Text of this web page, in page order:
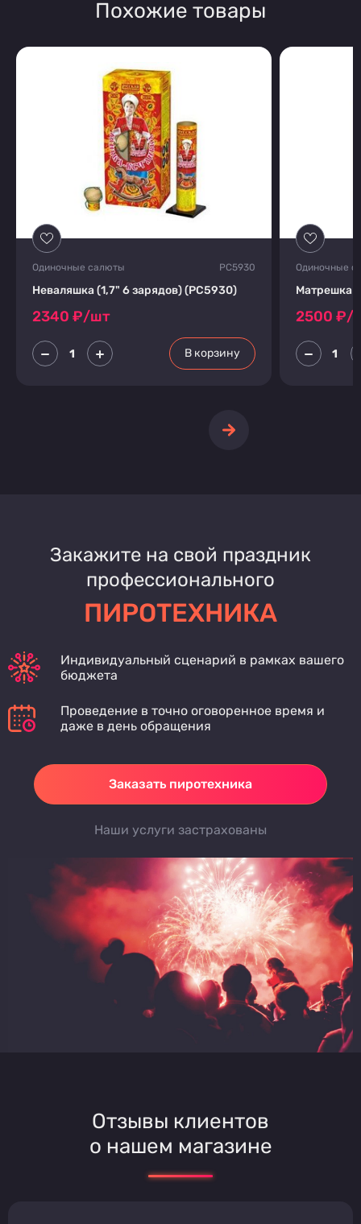
Похожие товары
Одиночные салюты PC5930
Неваляшка (1,7" 6 зарядов) (PC5930)
2340 ₽/шт
В корзину
Одиночные
Матрешка
2500 ₽/
Закажите на свой праздник
профессионального
ПИРОТЕХНИКА
Индивидуальный сценарий в рамках вашего
бюджета
Проведение в точно оговоренное время и
даже в день обращения
Заказать пиротехника
Наши услуги застрахованы
Отзывы клиентов
о нашем магазине